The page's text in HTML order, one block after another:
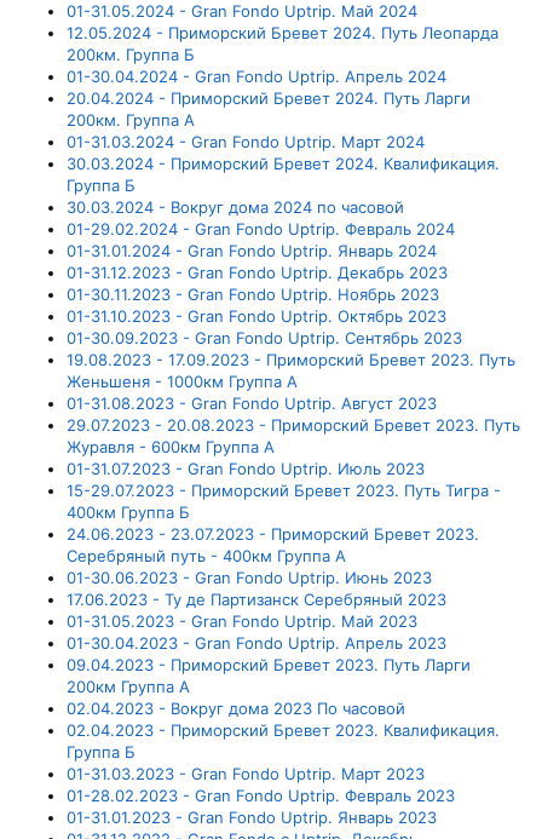
01-31.05.2024 - Gran Fondo Uptrip. Май 2024
12.05.2024 - Приморский Бревет 2024. Путь Леопарда
200км. Группа Б
01-30.04.2024 - Gran Fondo Uptrip. Апрель 2024
20.04.2024 - Приморский Бревет 2024. Путь Ларги
200км. Группа А
01-31.03.2024 - Gran Fondo Uptrip. Март 2024
30.03.2024 - Приморский Бревет 2024. Квалификация.
Группа Б
30.03.2024 - Вокруг дома 2024 по часовой
01-29.02.2024 - Gran Fondo Uptrip. Февраль 2024
01-31.01.2024 - Gran Fondo Uptrip. Январь 2024
01-31.12.2023 - Gran Fondo Uptrip. Декабрь 2023
01-30.11.2023 - Gran Fondo Uptrip. Ноябрь 2023
01-31.10.2023 - Gran Fondo Uptrip. Октябрь 2023
01-30.09.2023 - Gran Fondo Uptrip. Сентябрь 2023
19.08.2023 - 17.09.2023 - Приморский Бревет 2023. Путь
Женьшеня - 1000км Группа А
01-31.08.2023 - Gran Fondo Uptrip. Август 2023
29.07.2023 - 20.08.2023 - Приморский Бревет 2023. Путь
Журавля - 600км Группа А
01-31.07.2023 - Gran Fondo Uptrip. Июль 2023
15-29.07.2023 - Приморский Бревет 2023. Путь Тигра -
400км Группа Б
24.06.2023 - 23.07.2023 - Приморский Бревет 2023.
Серебряный путь - 400км Группа А
01-30.06.2023 - Gran Fondo Uptrip. Июнь 2023
17.06.2023 - Ту де Партизанск Серебряный 2023
01-31.05.2023 - Gran Fondo Uptrip. Май 2023
01-30.04.2023 - Gran Fondo Uptrip. Апрель 2023
09.04.2023 - Приморский Бревет 2023. Путь Ларги
200км Группа А
02.04.2023 - Вокруг дома 2023 По часовой
02.04.2023 - Приморский Бревет 2023. Квалификация.
Группа Б
01-31.03.2023 - Gran Fondo Uptrip. Март 2023
01-28.02.2023 - Gran Fondo Uptrip. Февраль 2023
01-31.01.2023 - Gran Fondo Uptrip. Январь 2023